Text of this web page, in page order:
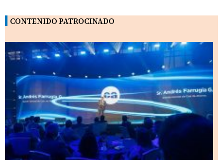
CONTENIDO PATROCINADO